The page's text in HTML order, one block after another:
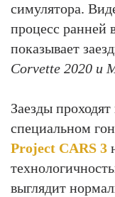
симулятора.
процесс ранней
показывает
Corvette 2020 и
Заезды
специальном
Project CARS 3
выглядит